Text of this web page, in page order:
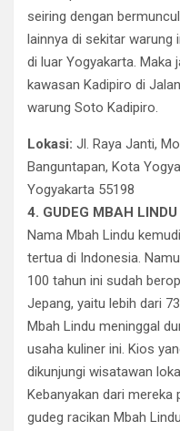
seiring dengan
lainnya di sekitar warung
di luar Yogyakarta. Maka
kawasan Kadipiro di
warung Soto Kadipiro.
Lokasi: Jl. Raya Janti,
Banguntapan, Kota
Yogyakarta 55198
4. GUDEG MBAH LINDU
Nama Mbah Lindu
tertua di Indonesia.
100 tahun ini sudah
Jepang, yaitu lebih dari
Mbah Lindu meninggal
usaha kuliner ini. Kios
dikunjungi wisatawan
Kebanyakan dari
gudeg racikan Mbah